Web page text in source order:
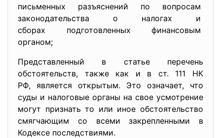
письменных разъяснений по вопросам
законодательства о налогах и
сборах подготовленных финансовым
органом;
Представленный в статье перечень
обстоятельств, также как и в ст. 111 НК
РФ, является открытым. Это означает, что
суды и налоговые органы на свое усмотрение
могут признать то или иное обстоятельство
смягчающим со всеми закрепленными в
Кодексе последствиями.